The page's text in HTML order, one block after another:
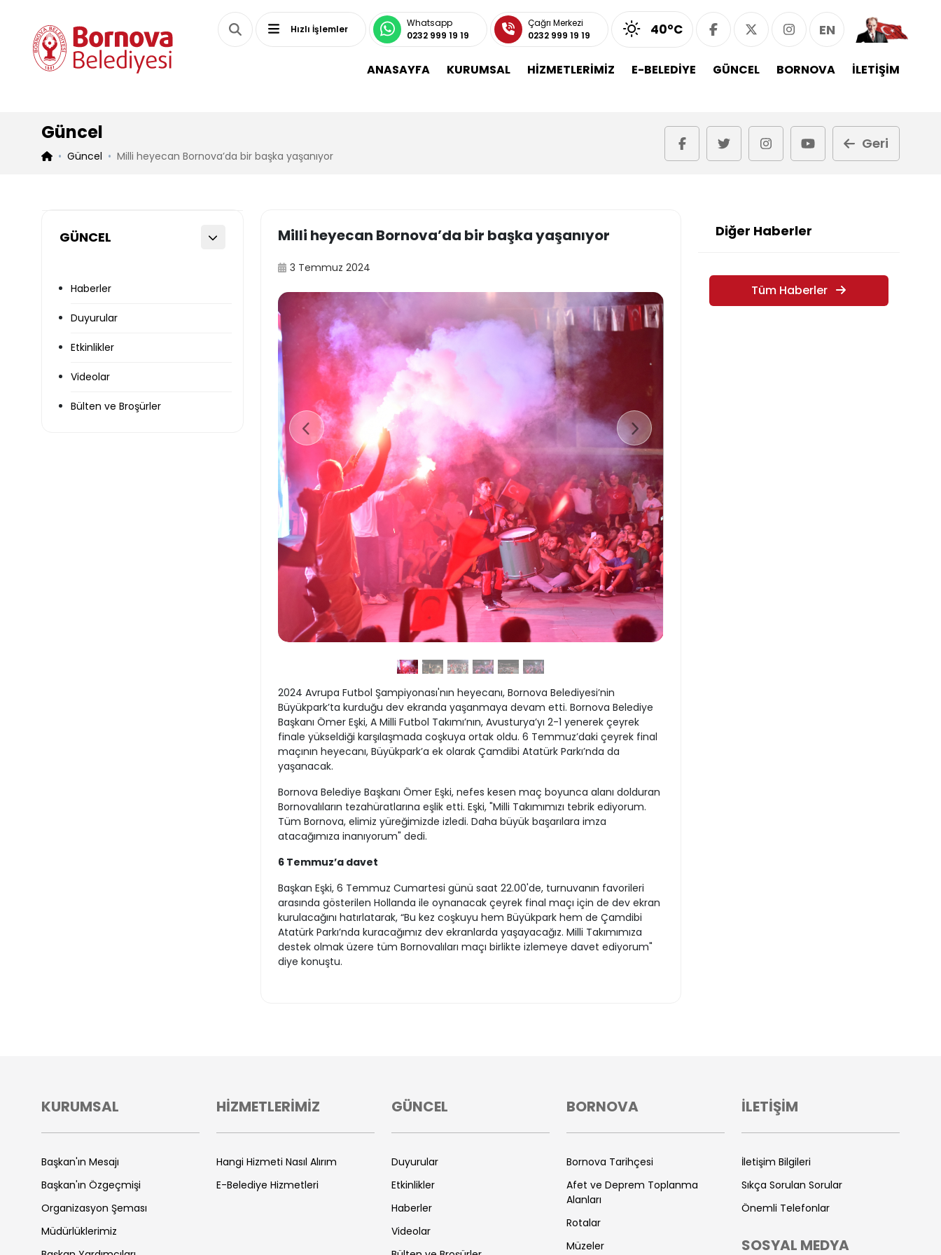
Hızlı İşlemler
Whatsapp
0232 999 19 19
Çağrı Merkezi
0232 999 19 19
40°C EN
ANASAYFA KURUMSAL HİZMETLERİMİZ E-BELEDİYE GÜNCEL BORNOVA İLETİŞİM
Güncel
Güncel Milli heyecan Bornova’da bir başka yaşanıyor
Geri
GÜNCEL
Haberler
Duyurular
Etkinlikler
Videolar
Bülten ve Broşürler
Milli heyecan Bornova’da bir başka yaşanıyor
3 Temmuz 2024
2024 Avrupa Futbol Şampiyonası'nın heyecanı, Bornova Belediyesi’nin
Büyükpark’ta kurduğu dev ekranda yaşanmaya devam etti. Bornova Belediye
Başkanı Ömer Eşki, A Milli Futbol Takımı’nın, Avusturya’yı 2-1 yenerek çeyrek
finale yükseldiği karşılaşmada coşkuya ortak oldu. 6 Temmuz’daki çeyrek final
maçının heyecanı, Büyükpark’a ek olarak Çamdibi Atatürk Parkı’nda da
yaşanacak.
Bornova Belediye Başkanı Ömer Eşki, nefes kesen maç boyunca alanı dolduran
Bornovalıların tezahüratlarına eşlik etti. Eşki, "Milli Takımımızı tebrik ediyorum.
Tüm Bornova, elimiz yüreğimizde izledi. Daha büyük başarılara imza
atacağımıza inanıyorum" dedi.
6 Temmuz’a davet
Başkan Eşki, 6 Temmuz Cumartesi günü saat 22.00'de, turnuvanın favorileri
arasında gösterilen Hollanda ile oynanacak çeyrek final maçı için de dev ekran
kurulacağını hatırlatarak, “Bu kez coşkuyu hem Büyükpark hem de Çamdibi
Atatürk Parkı’nda kuracağımız dev ekranlarda yaşayacağız. Milli Takımımıza
destek olmak üzere tüm Bornovalıları maçı birlikte izlemeye davet ediyorum"
diye konuştu.
Diğer Haberler
Tüm Haberler
KURUMSAL
Başkan'ın Mesajı
Başkan'ın Özgeçmişi
Organizasyon Şeması
Müdürlüklerimiz
HİZMETLERİMİZ
Hangi Hizmeti Nasıl Alırım
E-Belediye Hizmetleri
GÜNCEL
Duyurular
Etkinlikler
Haberler
Videolar
BORNOVA
Bornova Tarihçesi
Afet ve Deprem Toplanma
Alanları
Rotalar
Müzeler
İLETİŞİM
İletişim Bilgileri
Sıkça Sorulan Sorular
Önemli Telefonlar
SOSYAL MEDYA